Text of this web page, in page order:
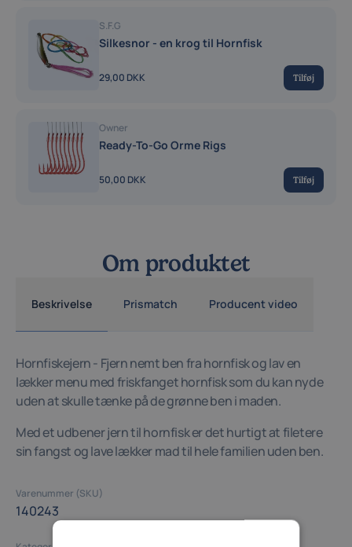
S.F.G
Silkesnor - en krog til Hornfisk
29,00 DKK Tilføj
Owner
Ready-To-Go Orme Rigs
50,00 DKK Tilføj
Om produktet
Beskrivelse Prismatch Producent video
Hornfiskejern - Fjern nemt ben fra hornfisk og lav en
lækker menu med friskfanget hornfisk som du kan nyde
uden at skulle tænke på de grønne ben i maden.
Med et udbener jern til hornfisk er det hurtigt at filetere
sin fangst og lave lækker mad til hele familien uden ben.
Varenummer (SKU)
140243